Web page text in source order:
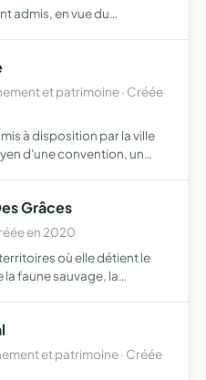
admis, en vue du
et patrimoine · Créée
à disposition par la ville
d'une convention, un
Grâces
en 2020
où elle détient le
faune sauvage, la
et patrimoine · Créée